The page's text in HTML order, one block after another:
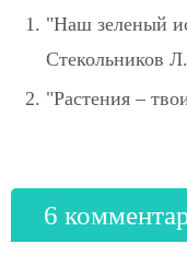
"Наш зеленый
Стекольников
"Растения –
6